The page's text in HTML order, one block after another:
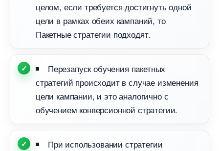
целом, если требуется достигнуть одной
цели в рамках обеих кампаний, то
Пакетные стратегии подходят.
Перезапуск обучения пакетных
стратегий происходит в случае изменения
цели кампании, и это аналогично с
обучением конверсионной стратегии.
При использовании стратегии